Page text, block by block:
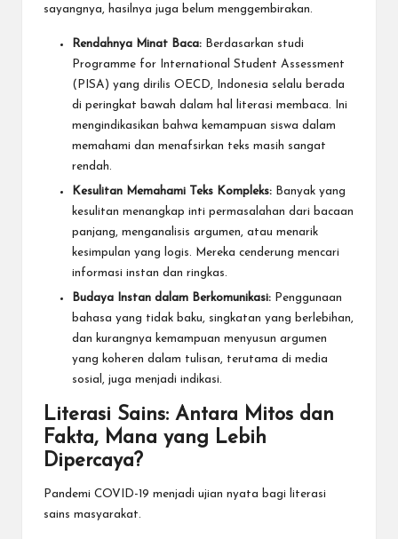
sayangnya, hasilnya juga belum menggembirakan.
Rendahnya Minat Baca: Berdasarkan studi
Programme for International Student Assessment
(PISA) yang dirilis OECD, Indonesia selalu berada
di peringkat bawah dalam hal literasi membaca. Ini
mengindikasikan bahwa kemampuan siswa dalam
memahami dan menafsirkan teks masih sangat
rendah.
Kesulitan Memahami Teks Kompleks: Banyak yang
kesulitan menangkap inti permasalahan dari bacaan
panjang, menganalisis argumen, atau menarik
kesimpulan yang logis. Mereka cenderung mencari
informasi instan dan ringkas.
Budaya Instan dalam Berkomunikasi: Penggunaan
bahasa yang tidak baku, singkatan yang berlebihan,
dan kurangnya kemampuan menyusun argumen
yang koheren dalam tulisan, terutama di media
sosial, juga menjadi indikasi.
Literasi Sains: Antara Mitos dan
Fakta, Mana yang Lebih
Dipercaya?
Pandemi COVID-19 menjadi ujian nyata bagi literasi
sains masyarakat.